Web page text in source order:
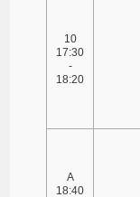
10
17:30
-
18:20
A
18:40